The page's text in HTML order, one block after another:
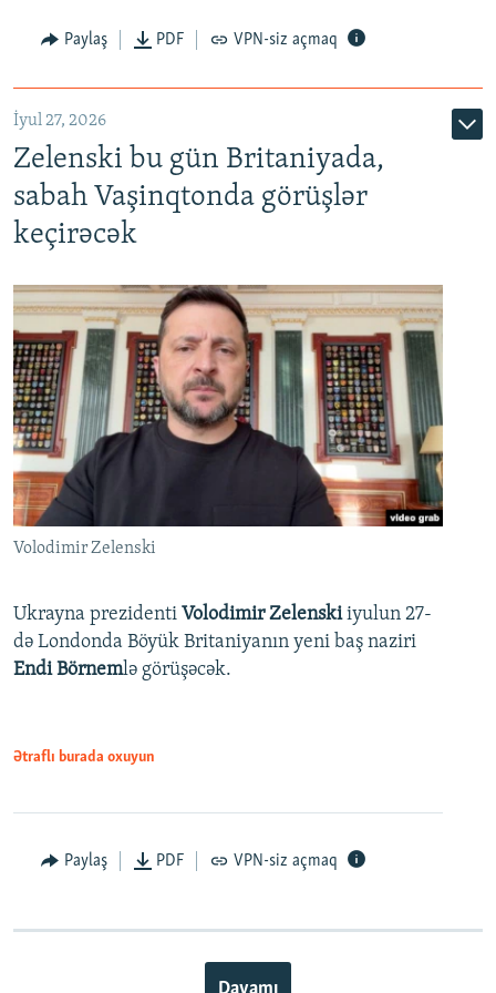
Paylaş PDF VPN-siz açmaq
İyul 27, 2026
Zelenski bu gün Britaniyada,
sabah Vaşinqtonda görüşlər
keçirəcək
Volodimir Zelenski
Ukrayna prezidenti Volodimir Zelenskiiyulun 27-
də Londonda Böyük Britaniyanın yeni baş naziri
Endi Börnemlə görüşəcək.
Ətraflı burada oxuyun
Paylaş PDF VPN-siz açmaq